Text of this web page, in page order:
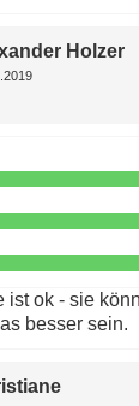
Holzer
ist ok - sie
besser sein.